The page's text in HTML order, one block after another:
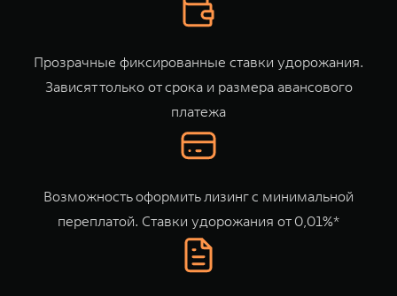
Веди за собой
от 6 499 000 ₽
Сила
от 10 199
TANK Лизинг
TANK Страхование
Цифровые сервисы TANK
Подписки
Прозрачные фиксированные ставки удорожания.
Зависят только от срока и размера авансового
платежа
Возможность оформить лизинг с минимальной
переплатой. Ставки удорожания от 0,01%*